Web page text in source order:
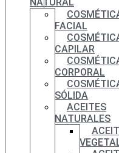
FACIAL
CAPILAR
CORPORAL
SÓLIDA
ACEITES
NATURALES